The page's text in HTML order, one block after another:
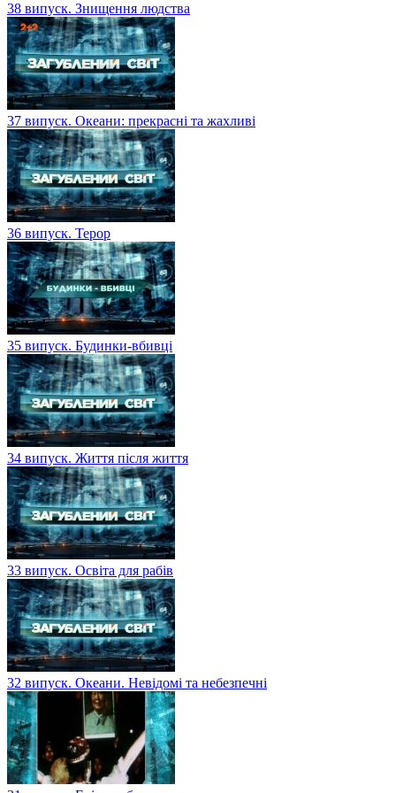
38 випуск. Знищення людства
37 випуск. Океани: прекрасні та жахливі
36 випуск. Терор
35 випуск. Будинки-вбивці
34 випуск. Життя після життя
33 випуск. Освіта для рабів
32 випуск. Океани. Невідомі та небезпечні